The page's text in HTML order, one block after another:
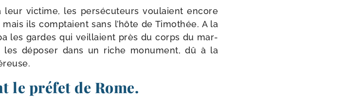
leur vic­time, les per­sé­cu­teurs vou­laient encore
ils comp­taient sans l’hôte de Timothée. A la
les gardes qui veillaient près du corps du mar­
dépo­ser dans un riche monu­ment, dû à la
le préfet de Rome.